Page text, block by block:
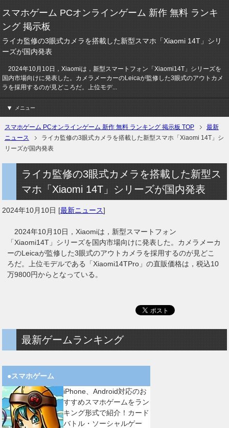
スマホゲーム PCオンラインゲーム 新作 無料 ランキ
ング 掲示板
ライカ監修の3眼式カメラを搭載した新型スマホ「Xiaomi 14T」シリ
ーズが国内発表
2024年10月10日，Xiaomiは，新型スマートフォン「Xiaomi14T」シリーズを
国内市場向けに発表した。カメラメーカーのLeicaが監修した3眼式のアウトカメ
ラを採用するのが見どころだ。上位モデ...
メニュー
スマホゲーム PCオンラインゲーム 新作 無料 ランキング 掲示板 TOP
最新
ニュース
ライカ監修の3眼式カメラを搭載した新型スマホ「Xiaomi 14T」シ
リーズが国内発表
ライカ監修の3眼式カメラを搭載した新型ス
マホ「Xiaomi 14T」シリーズが国内発表
2024年10月10日 [最新ニュース]
2024年10月10日，Xiaomiは，新型スマートフォン
「Xiaomi14T」シリーズを国内市場向けに発表した。カメラメーカ
ーのLeicaが監修した3眼式のアウトカメラを採用するのが見どこ
ろだ。上位モデルである「Xiaomi14TPro」の直販価格は，税込10
万9800円からとなっている。
最新ゲームランキング
●スマホゲーム
iPhone、Android対応のお
すすめスマホゲームをラン
キング形式で紹介！カード
バトル・ソーシャルゲー